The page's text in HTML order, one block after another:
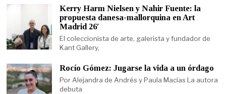
Kerry Harm Nielsen y Nahir Fuente: la
propuesta danesa-mallorquina en Art
Madrid 26′
El coleccionista de arte, galerista y fundador de
Kant Gallery,
Rocío Gómez: Jugarse la vida a un órdago
Por Alejandra de Andrés y Paula Macías La autora
debuta